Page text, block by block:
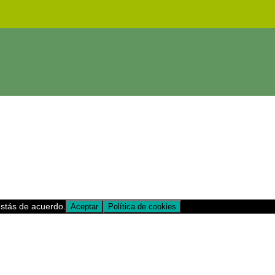
de acuerdo. Aceptar Política de cookies